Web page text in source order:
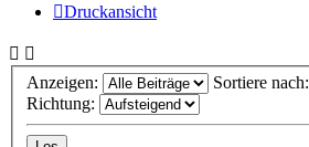
Druckansicht
Anzeigen:
Sortiere nach:
Richtung: